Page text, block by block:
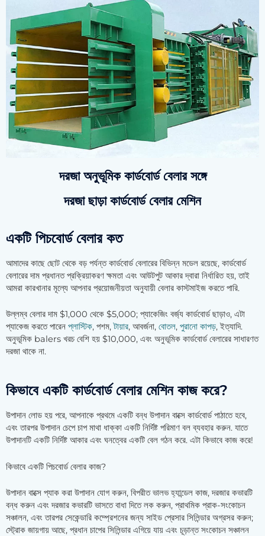
দরজা অনুভূমিক কার্ডবোর্ড বেলার সঙ্গে
দরজা ছাড়া কার্ডবোর্ড বেলার মেশিন
একটি পিচবোর্ড বেলার কত
আমাদের কাছে ছোট থেকে বড় পর্যন্ত কার্ডবোর্ড বেলারের বিভিন্ন মডেল রয়েছে, কার্ডবোর্ড
বেলারের দাম প্রধানত প্রক্রিয়াকরণ ক্ষমতা এবং আউটপুট আকার দ্বারা নির্ধারিত হয়, তাই
আমরা কারখানার মূল্যে আপনার প্রয়োজনীয়তা অনুযায়ী বেলার কাস্টমাইজ করতে পারি.
উল্লম্ব বেলার দাম $1,000 থেকে $5,000; প্যাকেজিং বর্জ্য কার্ডবোর্ড ছাড়াও, এটা
প্যাকেজ করতে পারেন প্লাস্টিক, পশম,টায়ার, আবর্জনা, বোতল, পুরানো কাপড়, ইত্যাদি.
অনুভূমিক balers খরচ বেশি হয় $10,000, এবং অনুভূমিক কার্ডবোর্ড বেলারের সাধারণত
দরজা থাকে না.
কিভাবে একটি কার্ডবোর্ড বেলার মেশিন কাজ করে?
উপাদান লোড হয় পরে, আপনাকে প্রথমে একটি বন্ধ উপাদান বাক্সে কার্ডবোর্ড পাঠাতে হবে,
এবং তারপর উপাদান চেপে চাপ মাথা ধাক্কা একটি নির্দিষ্ট পরিমাণ বল ব্যবহার করুন. যাতে
উপাদানটি একটি নির্দিষ্ট আকার এবং ঘনত্বের একটি বেল গঠন করে. এটা কিভাবে কাজ করে!
কিভাবে একটি পিচবোর্ড বেলার কাজ?
উপাদান বাক্সে প্যাক করা উপাদান যোগ করুন, বিপরীত ভালভ হ্যান্ডেল কাজ, দরজার কভারটি
বন্ধ করুন এবং দরজার কভারটি ভাসতে বাধা দিতে লক করুন, প্রাথমিক প্রাক-সংকোচন
সঞ্চালন, এবং তারপর সেকেন্ডারি কম্প্রেশনের জন্য সাইড প্রেসার সিলিন্ডার অগ্রসর করুন;
স্ট্রোক জায়গায় আছে, প্রধান চাপের সিলিন্ডার এগিয়ে যায় এবং চূড়ান্ত সংকোচন সঞ্চালন